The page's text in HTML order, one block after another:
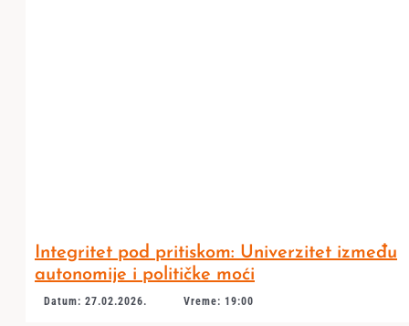
Integritet pod pritiskom: Univerzitet između
autonomije i političke moći
Datum: 27.02.2026. Vreme: 19:00